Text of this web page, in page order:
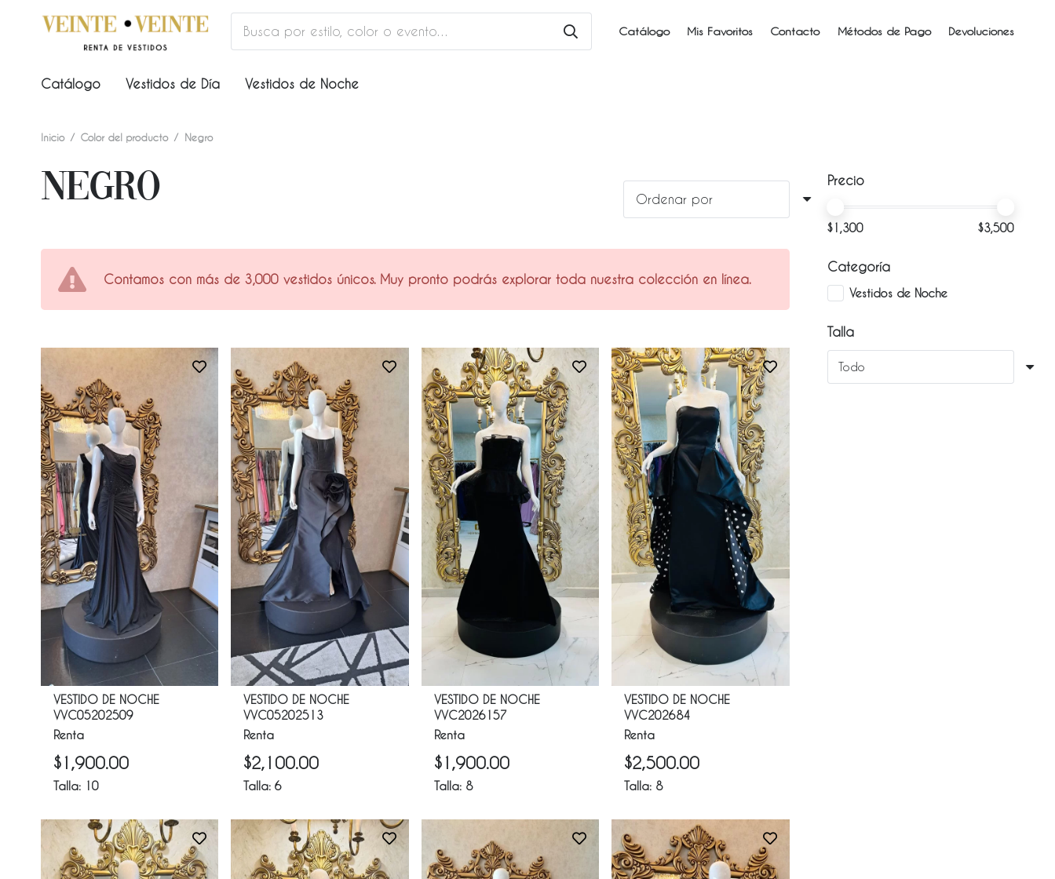
Catálogo Mis Favoritos Contacto Métodos de Pago Devoluciones
Catálogo Vestidos de Día Vestidos de Noche
Inicio / Color del producto / Negro
Negro
Contamos con más de 3,000 vestidos únicos. Muy pronto podrás explorar toda nuestra colección en línea.
VESTIDO DE NOCHE
VVC05202509
Renta
$ 1,900.00
Talla: 10
VESTIDO DE NOCHE
VVC05202513
Renta
$2,100.00
Talla:6
VESTIDO DE NOCHE
VVC2026157
Renta
$1,900.00
Talla: 8
VESTIDO DE NOCHE
VVC202684
Renta
$2,500.00
Talla: 8
Precio
$1,300 $3,500
Categoría
Vestidos de Noche
Talla